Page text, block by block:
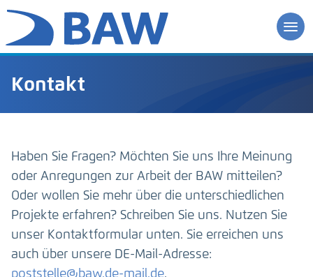
Kontakt
Haben Sie Fragen? Möchten Sie uns Ihre Meinung
oder Anregungen zur Arbeit der BAW mitteilen?
Oder wollen Sie mehr über die unterschiedlichen
Projekte erfahren? Schreiben Sie uns. Nutzen Sie
unser Kontaktformular unten. Sie erreichen uns
auch über unsere DE-Mail-Adresse:
poststelle@baw.de-mail.de.